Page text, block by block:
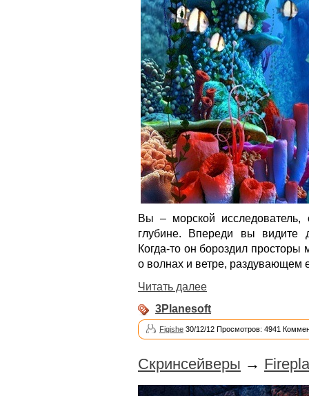
Вы – морской
глубине. Впереди вы видите
Когда-то он бороздил просторы
о волнах и ветре, раздувающем
Читать далее
3Planesoft
Figishe 30/12/12 Просмотров: 4941
Скринсейверы →